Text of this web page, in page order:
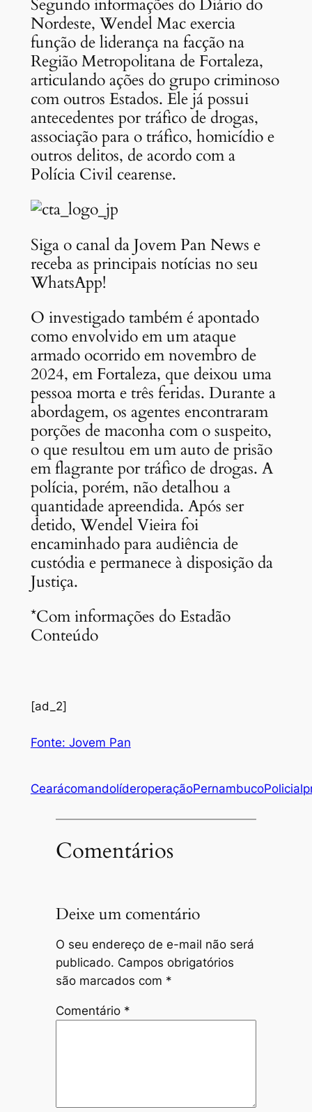
Segundo informações do Diário do
Nordeste, Wendel Mac exercia
função de liderança na facção na
Região Metropolitana de Fortaleza,
articulando ações do grupo criminoso
com outros Estados. Ele já possui
antecedentes por tráfico de drogas,
associação para o tráfico, homicídio e
outros delitos, de acordo com a
Polícia Civil cearense.
Siga o canal da Jovem Pan News e
receba as principais notícias no seu
WhatsApp!
O investigado também é apontado
como envolvido em um ataque
armado ocorrido em novembro de
2024, em Fortaleza, que deixou uma
pessoa morta e três feridas. Durante a
abordagem, os agentes encontraram
porções de maconha com o suspeito,
o que resultou em um auto de prisão
em flagrante por tráfico de drogas. A
polícia, porém, não detalhou a
quantidade apreendida. Após ser
detido, Wendel Vieira foi
encaminhado para audiência de
custódia e permanece à disposição da
Justiça.
*Com informações do Estadão
Conteúdo
[ad_2]
Fonte: Jovem Pan
CearácomandolíderoperaçãoPernambucoPolicial
Comentários
Deixe um comentário
O seu endereço de e-mail não será
publicado. Campos obrigatórios
são marcados com *
Comentário *